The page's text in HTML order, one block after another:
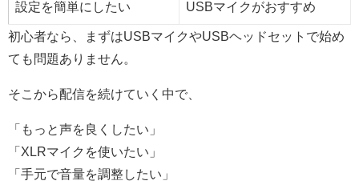
設定を簡単にしたい USBマイクがおすすめ
初心者なら、まずはUSBマイクやUSBヘッドセットで始め
ても問題ありません。
そこから配信を続けていく中で、
「もっと声を良くしたい」
「XLRマイクを使いたい」
「手元で音量を調整したい」